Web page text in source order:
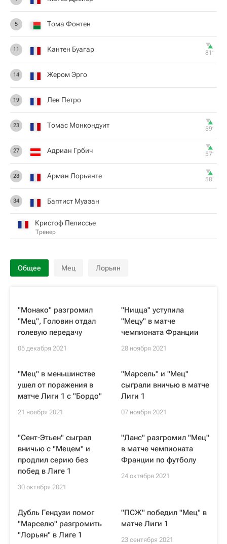
5 Тома Фонтен
11 Кантен Буагар 81‎’‎
14 Жером Эрго
19 Лев Петро
23 Томас Монкондуит 59‎’‎
27 Адриан Грбич 57‎’‎
28 Арман Лорьянте 58‎’‎
34 Баптист Муазан
Кристоф Пелиссье
Тренер
Общее Мец Лорьян
"Монако" разгромил
"Мец", Головин отдал
голевую передачу
05 декабря 2021
"Ницца" уступила
"Мецу" в матче
чемпионата Франции
28 ноября 2021
"Мец" в меньшинстве
ушел от поражения в
матче Лиги 1 с "Бордо"
21 ноября 2021
"Марсель" и "Мец"
сыграли вничью в матче
Лиги 1
07 ноября 2021
"Сент-Этьен" сыграл
вничью с "Мецем" и
продлил серию без
побед в Лиге 1
30 октября 2021
"Ланс" разгромил "Мец"
в матче чемпионата
Франции по футболу
24 октября 2021
Дубль Гендузи помог
"Марселю" разгромить
"Лорьян" в Лиге 1
"ПСЖ" победил "Мец" в
матче Лиги 1
23 сентября 2021